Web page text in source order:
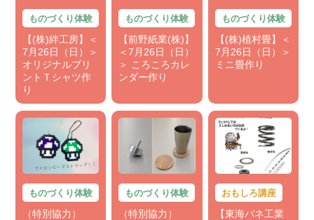
ものづくり体験
【(株)絆工房】＜
7月26日（日）＞
オリジナルプリ
ントＴシャツ作
り
ものづくり体験
【前野紙業(株)】
＜7月26日（日）
＞ ころころカレ
ンダー作り
ものづくり体験
【(株)植村畳】＜
7月26日（日）＞
ミニ畳作り
ものづくり体験
（特別協力）
ものづくり体験
（特別協力）
おもしろ講座
【東海バネ工業